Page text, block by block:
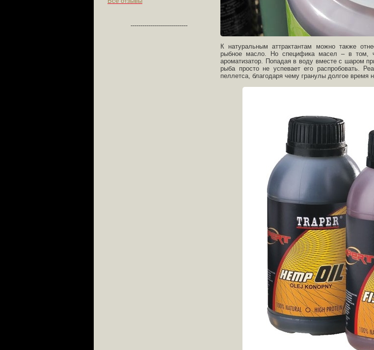
-----------------------------
К натуральным аттрактантам можно также
рыбное масло. Но специфика масел – в том,
ароматизатор. Попадая в воду вместе с шаром
рыба просто не успевает его распробовать.
пеллетса, благодаря чему гранулы долгое время